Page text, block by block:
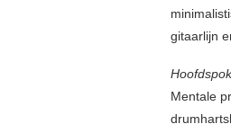
gitaarlijn
Mentale